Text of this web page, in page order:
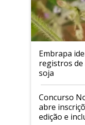
Embrapa
registros de
soja
Concurso
abre
edição e